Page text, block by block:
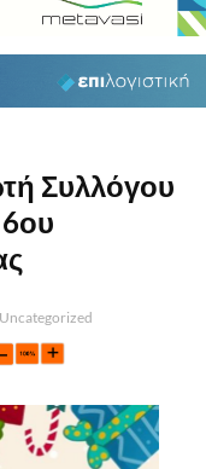
Συλλόγου
Uncategorized